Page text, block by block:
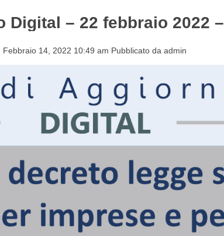
CONTATTI
– 22 febbraio 2022
Febbraio 14, 2022 10:49 am Pubblicato da admin